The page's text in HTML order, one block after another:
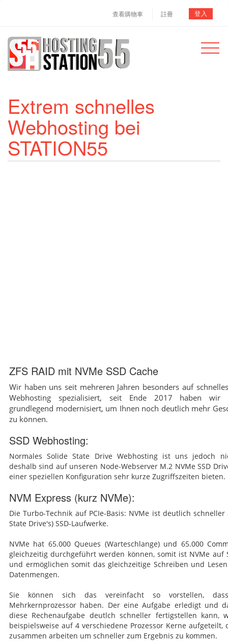
查看購物車 註冊 登入
Toggle
Extrem schnelles
Webhosting bei
STATION55
ZFS RAID mit NVMe SSD Cache
Wir haben uns seit mehreren Jahren besonders auf
Webhosting spezialisiert, seit Ende 2017 haben wir
grundlegend modernisiert, um Ihnen noch deutlich mehr
zu können.
SSD Webhosting:
Normales Solide State Drive Webhosting ist uns jedoch
deshalb sind auf unseren Node-Webserver M.2 NVMe SSD
einer speziellen Konfiguration sehr kurze Zugriffszeiten bieten.
NVM Express (kurz NVMe):
Die Turbo-Technik auf PCIe-Basis: NVMe ist deutlich
State Drive's) SSD-Laufwerke.
NVMe hat 65.000 Queues (Warteschlange) und 65.000
gleichzeitig durchgeführt werden können, somit ist NVMe auf
und ermöglichen somit das gleichzeitige Schreiben und
Datenmengen.
Sie können sich das vereinfacht so vorstellen,
Mehrkernprozessor haben. Der eine Aufgabe erledigt und
diese Rechenaufgabe deutlch schneller fertigstellen kann,
beispielsweise auf 4 verschiedene Prozessor Kerne
zusammen arbeiten um schneller zum Ergebnis zu kommen.